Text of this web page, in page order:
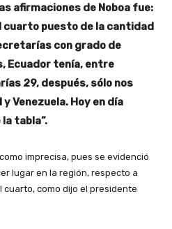
afirmaciones de Noboa fue:
cuarto puesto de la cantidad
con grado de
Ecuador tenía, entre
29, después, sólo nos
Venezuela. Hoy en día
tabla”.
imprecisa, pues se evidenció
lugar en la región, respecto a
cuarto, como dijo el presidente